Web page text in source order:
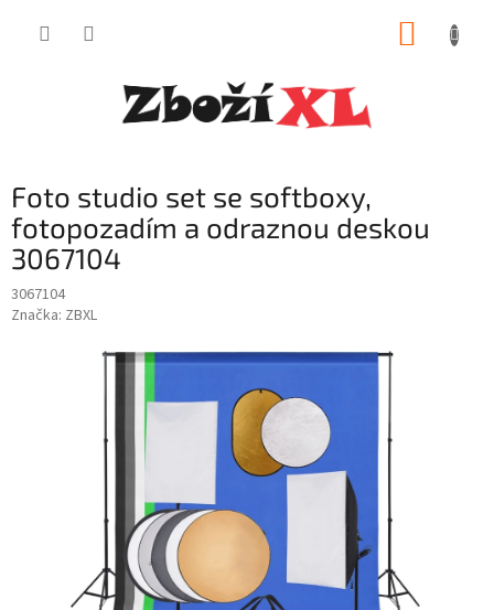
Foto studio set se softboxy,
fotopozadím a odraznou deskou
3067104
3067104
Značka: ZBXL